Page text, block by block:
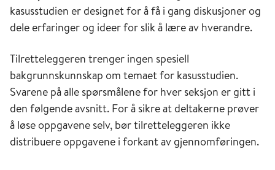
kasusstudien er designet for å få i gang diskusjoner og
dele erfaringer og ideer for slik å lære av hverandre.
Tilretteleggeren trenger ingen spesiell
bakgrunnskunnskap om temaet for kasusstudien.
Svarene på alle spørsmålene for hver seksjon er gitt i
den følgende avsnitt. For å sikre at deltakerne prøver
å løse oppgavene selv, bør tilretteleggeren ikke
distribuere oppgavene i forkant av gjennomføringen.